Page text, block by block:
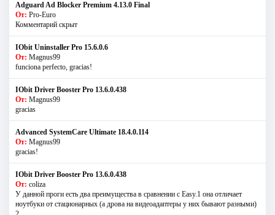
Adguard Ad Blocker Premium 4.13.0 Final
От: Pro-Euro
Комментарий скрыт
IObit Uninstaller Pro 15.6.0.6
От: Magnus99
funciona perfecto, gracias!
IObit Driver Booster Pro 13.6.0.438
От: Magnus99
gracias
Advanced SystemCare Ultimate 18.4.0.114
От: Magnus99
gracias!
IObit Driver Booster Pro 13.6.0.438
От: coliza
У данной проги есть два преимущества в сравнении с Easy.1 она отличает
ноутбуки от стационарных (а дрова на видеоадаптеры у них бывают разными)